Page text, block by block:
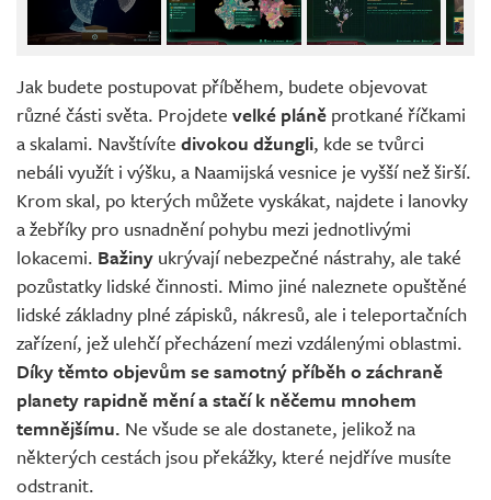
Jak budete postupovat příběhem, budete objevovat
různé části světa. Projdete velké pláně protkané říčkami
a skalami. Navštívíte divokou džungli, kde se tvůrci
nebáli využít i výšku, a Naamijská vesnice je vyšší než širší.
Krom skal, po kterých můžete vyskákat, najdete i lanovky
a žebříky pro usnadnění pohybu mezi jednotlivými
lokacemi. Bažiny ukrývají nebezpečné nástrahy, ale také
pozůstatky lidské činnosti. Mimo jiné naleznete opuštěné
lidské základny plné zápisků, nákresů, ale i teleportačních
zařízení, jež ulehčí přecházení mezi vzdálenými oblastmi.
Díky těmto objevům se samotný příběh o záchraně
planety rapidně mění a stačí k něčemu mnohem
temnějšímu. Ne všude se ale dostanete, jelikož na
některých cestách jsou překážky, které nejdříve musíte
odstranit.